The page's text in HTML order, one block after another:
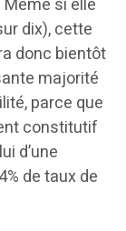
si elle
dix), cette
donc bientôt
majorité
parce que
constitutif
d’une
de taux de